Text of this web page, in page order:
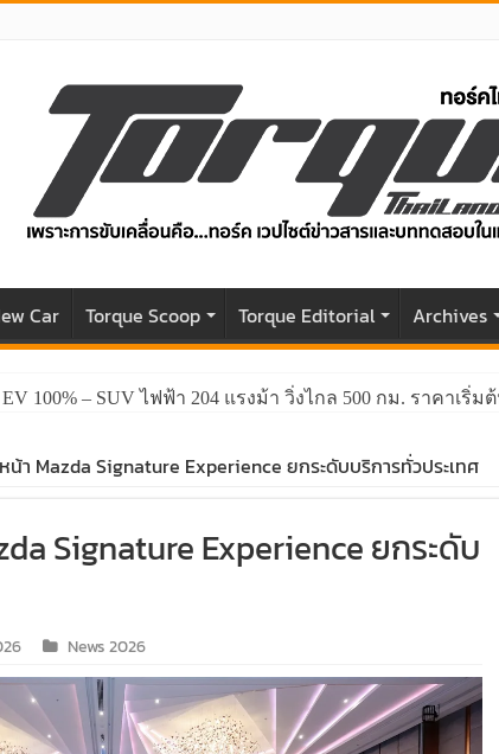
Car Torque Scoop Torque Editorial Archives
EV 100% – SUV ไฟฟ้า 204 แรงม้า วิ่งไกล 500 กม. ราคาเริ่ม
GWM HAVAL H6 ปรับโฉมหน้าใหม่หล่อกว่าเดิม พร้อมส
น้า Mazda Signature Experience ยกระดับบริการทั่วประเทศ
Signature Experience ยกระดับ
News 2026